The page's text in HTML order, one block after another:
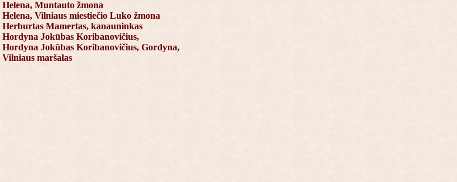
Helena, Muntauto žmona
Helena, Vilniaus miestiečio Luko žmona
Herburtas Mamertas, kanauninkas
Hordyna Jokūbas Koribanovičius,
Hordyna Jokūbas Koribanovičius, Gordyna,
Vilniaus maršalas